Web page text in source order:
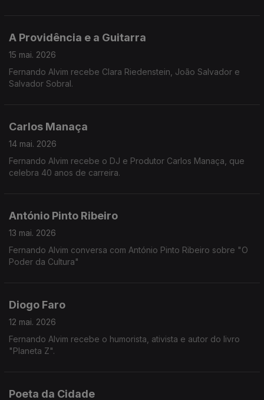
A Providência e a Guitarra
15 mai. 2026
Fernando Alvim recebe Clara Riedenstein, João Salvador e
Salvador Sobral.
Carlos Manaça
14 mai. 2026
Fernando Alvim recebe o DJ e Produtor Carlos Manaça, que
celebra 40 anos de carreira.
António Pinto Ribeiro
13 mai. 2026
Fernando Alvim conversa com António Pinto Ribeiro sobre "O
Poder da Cultura"
Diogo Faro
12 mai. 2026
Fernando Alvim recebe o humorista, ativista e autor do livro
"Planeta Z".
Poeta da Cidade